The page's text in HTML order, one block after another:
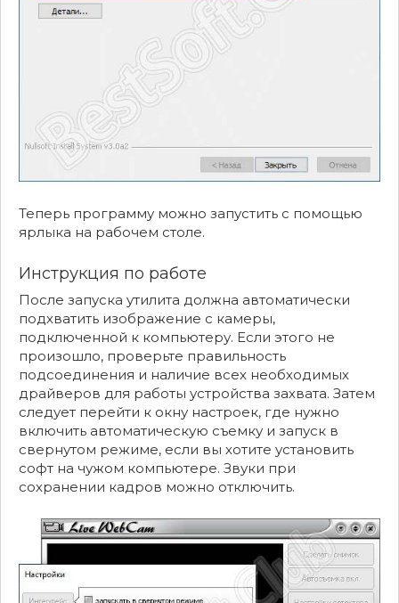
Теперь программу можно запустить с помощью
ярлыка на рабочем столе.
Инструкция по работе
После запуска утилита должна автоматически
подхватить изображение с камеры,
подключенной к компьютеру. Если этого не
произошло, проверьте правильность
подсоединения и наличие всех необходимых
драйверов для работы устройства захвата. Затем
следует перейти к окну настроек, где нужно
включить автоматическую съемку и запуск в
свернутом режиме, если вы хотите установить
софт на чужом компьютере. Звуки при
сохранении кадров можно отключить.